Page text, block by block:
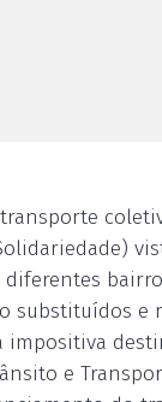
substituídos e
impositiva
e